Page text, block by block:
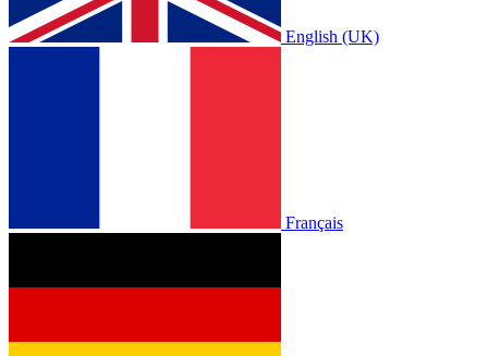
English (UK)
Français